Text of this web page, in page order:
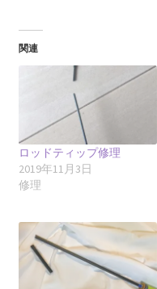
関連
ロッドティップ修理
2019年11月3日
修理